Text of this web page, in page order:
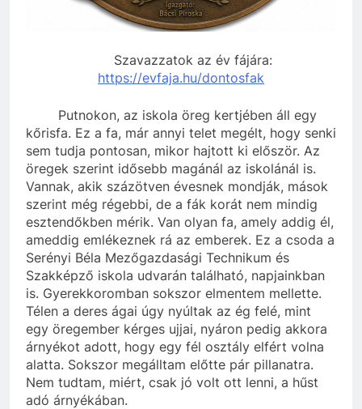
Szavazzatok az év fájára:
https://evfaja.hu/dontosfak
Putnokon, az iskola öreg kertjében áll egy
kőrisfa. Ez a fa, már annyi telet megélt, hogy senki
sem tudja pontosan, mikor hajtott ki először. Az
öregek szerint idősebb magánál az iskolánál is.
Vannak, akik százötven évesnek mondják, mások
szerint még régebbi, de a fák korát nem mindig
esztendőkben mérik. Van olyan fa, amely addig él,
ameddig emlékeznek rá az emberek. Ez a csoda a
Serényi Béla Mezőgazdasági Technikum és
Szakképző iskola udvarán található, napjainkban
is. Gyerekkoromban sokszor elmentem mellette.
Télen a deres ágai úgy nyúltak az ég felé, mint
egy öregember kérges ujjai, nyáron pedig akkora
árnyékot adott, hogy egy fél osztály elfért volna
alatta. Sokszor megálltam előtte pár pillanatra.
Nem tudtam, miért, csak jó volt ott lenni, a hűst
adó árnyékában.